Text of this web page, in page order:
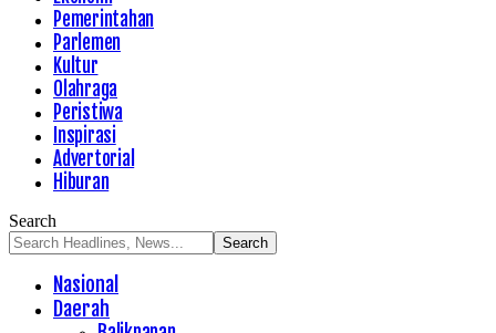
Pemerintahan
Parlemen
Kultur
Olahraga
Peristiwa
Inspirasi
Advertorial
Hiburan
Search
Nasional
Daerah